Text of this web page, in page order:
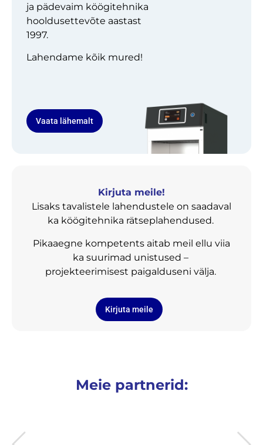
ja pädevaim köögitehnika
hooldusettevõte aastast
1997.
Lahendame kõik mured!
Vaata lähemalt
Kirjuta meile!
Lisaks tavalistele lahendustele on saadaval
ka köögitehnika rätseplahendused.
Pikaaegne kompetents aitab meil ellu viia
ka suurimad unistused –
projekteerimisest paigalduseni välja.
Kirjuta meile
Meie partnerid: